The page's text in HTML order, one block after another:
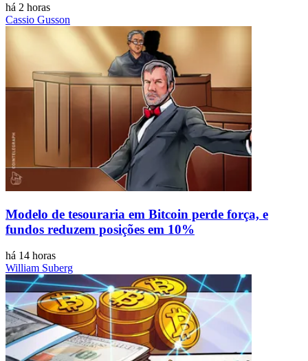
há 2 horas
Cassio Gusson
Modelo de tesouraria em Bitcoin perde força, e
fundos reduzem posições em 10%
há 14 horas
William Suberg